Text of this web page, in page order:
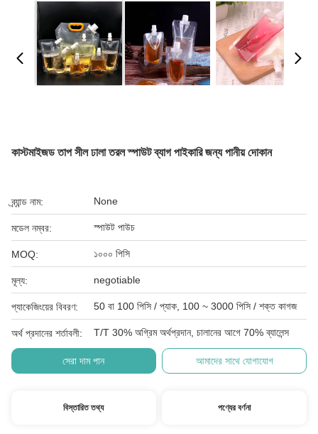
কাস্টমাইজড তাপ সীল ঢালা তরল স্পাউট ব্যাগ পাইকারি জন্য পানীয় দোকান
ব্র্যান্ড নাম: None
মডেল নম্বর: স্পাউট পাউচ
MOQ: ১০০০ পিসি
মূল্য: negotiable
প্যাকেজিংয়ের বিবরণ: 50 বা 100 পিসি / প্যাক, 100 ~ 3000 পিসি / শক্ত কাগজ
অর্থ প্রদানের শর্তাবলী: T/T 30% অগ্রিম অর্থপ্রদান, চালানের আগে 70% ব্যালেন্স
সেরা দাম পান আমাদের সাথে যোগাযোগ
বিস্তারিত তথ্য পণ্যের বর্ণনা